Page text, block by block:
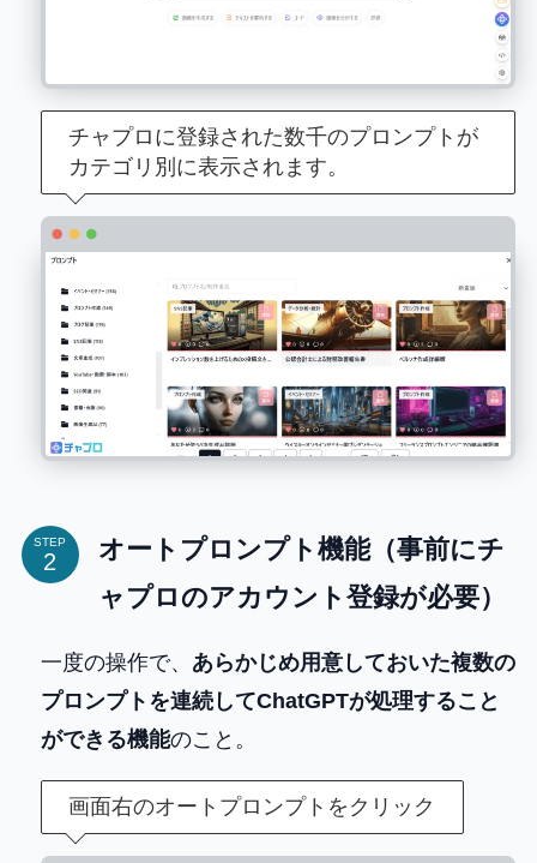
チャプロに登録された数千のプロンプトが
カテゴリ別に表示されます。
STEP
オートプロンプト機能（事前にチ
ャプロのアカウント登録が必要）
一度の操作で、 あらかじめ用意しておいた複数の
プロンプトを連続してChatGPTが処理すること
ができる機能のこと。
画面右のオートプロンプトをクリック